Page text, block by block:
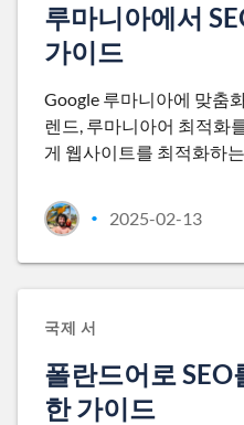
루마니아에서
가이드
Google 루마니아에 맞춤
렌드, 루마니아어 최적화
게 웹사이트를 최적화하
• 2025-02-13
국제 서
폴란드어로 SEO
한 가이드